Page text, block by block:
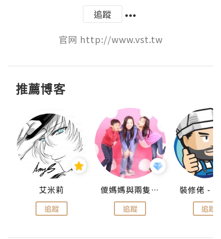
追蹤
官网 http://www.vst.tw
推薦博客
艾米莉
追蹤
儍媽媽與兩隻小魔怪之家
追蹤 追蹤